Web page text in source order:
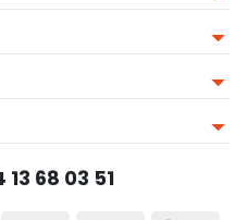
13 68 03 51